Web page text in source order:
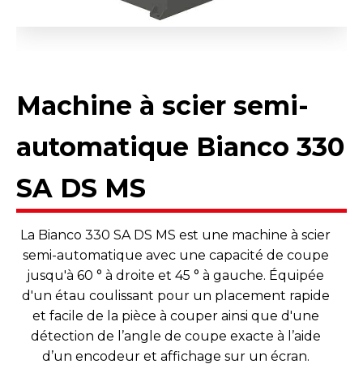
Machine à scier semi-
automatique Bianco 330
SA DS MS
La Bianco 330 SA DS MS est une machine à scier
semi-automatique avec une capacité de coupe
jusqu'à 60 ° à droite et 45 ° à gauche. Équipée
d'un étau coulissant pour un placement rapide
et facile de la pièce à couper ainsi que d'une
détection de l’angle de coupe exacte à l’aide
d’un encodeur et affichage sur un écran.